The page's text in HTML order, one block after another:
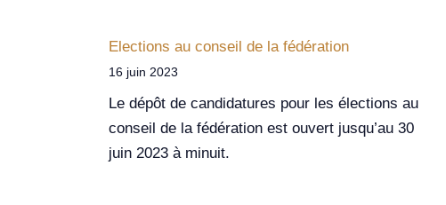
Elections au conseil de la fédération
16 juin 2023
Le dépôt de candidatures pour les élections au
conseil de la fédération est ouvert jusqu’au 30
juin 2023 à minuit.